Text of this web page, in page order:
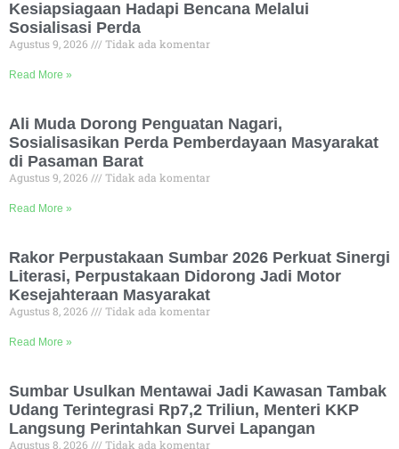
Kesiapsiagaan Hadapi Bencana Melalui
Sosialisasi Perda
Agustus 9, 2026 Tidak ada komentar
Read More »
Ali Muda Dorong Penguatan Nagari,
Sosialisasikan Perda Pemberdayaan Masyarakat
di Pasaman Barat
Agustus 9, 2026 Tidak ada komentar
Read More »
Rakor Perpustakaan Sumbar 2026 Perkuat Sinergi
Literasi, Perpustakaan Didorong Jadi Motor
Kesejahteraan Masyarakat
Agustus 8, 2026 Tidak ada komentar
Read More »
Sumbar Usulkan Mentawai Jadi Kawasan Tambak
Udang Terintegrasi Rp7,2 Triliun, Menteri KKP
Langsung Perintahkan Survei Lapangan
Agustus 8, 2026 Tidak ada komentar